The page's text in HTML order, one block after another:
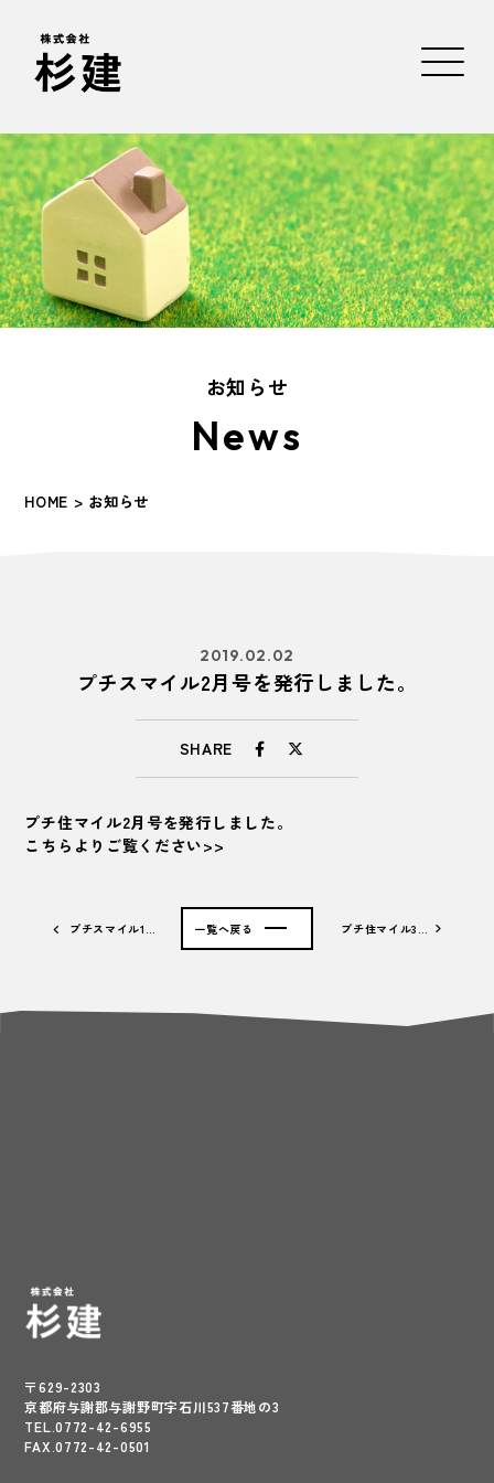
お知らせ
News
HOME > お知らせ
2019.02.02
プチスマイル2月号を発行しました。
SHARE
プチ住マイル2月号を発行しました。
こちらよりご覧ください>>
プチスマイル1… プチ住マイル3…
一覧へ戻る
〒629-2303
京都府与謝郡与謝野町字石川537番地の3
TEL.0772-42-6955
FAX.0772-42-0501